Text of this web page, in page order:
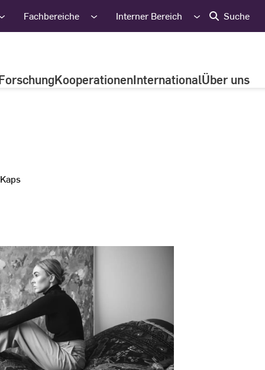
Fachbereiche Interner Bereich Suche
KooperationenInternationalÜber uns